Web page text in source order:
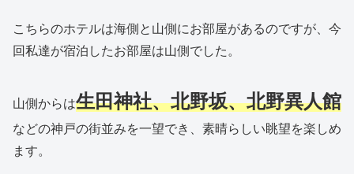
こちらのホテルは海側と山側にお部屋があるのですが、今
回私達が宿泊したお部屋は山側でした。
山側からは生田神社、北野坂、北野異人館
などの神戸の街並みを一望でき、素晴らしい眺望を楽しめ
ます。